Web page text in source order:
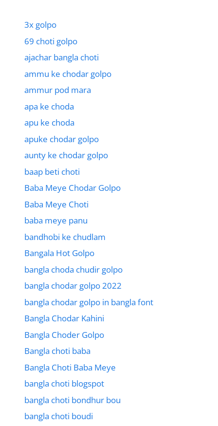
3x golpo
69 choti golpo
ajachar bangla choti
ammu ke chodar golpo
ammur pod mara
apa ke choda
apu ke choda
apuke chodar golpo
aunty ke chodar golpo
baap beti choti
Baba Meye Chodar Golpo
Baba Meye Choti
baba meye panu
bandhobi ke chudlam
Bangala Hot Golpo
bangla choda chudir golpo
bangla chodar golpo 2022
bangla chodar golpo in bangla font
Bangla Chodar Kahini
Bangla Choder Golpo
Bangla choti baba
Bangla Choti Baba Meye
bangla choti blogspot
bangla choti bondhur bou
bangla choti boudi